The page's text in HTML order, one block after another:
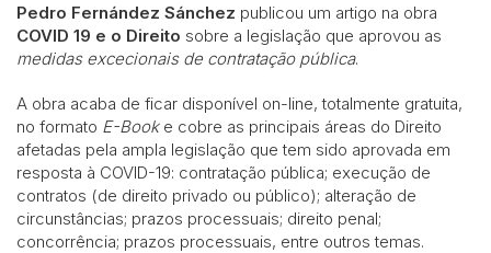
Pedro Fernández Sánchez publicou um artigo na obra
COVID 19 e o Direito sobre a legislação que aprovou as
medidas excecionais de contratação pública.
A obra acaba de ficar disponível on-line, totalmente gratuita,
no formato E-Booke cobre as principais áreas do Direito
afetadas pela ampla legislação que tem sido aprovada em
resposta à COVID-19: contratação pública; execução de
contratos (de direito privado ou público); alteração de
circunstâncias; prazos processuais; direito penal;
concorrência; prazos processuais, entre outros temas.